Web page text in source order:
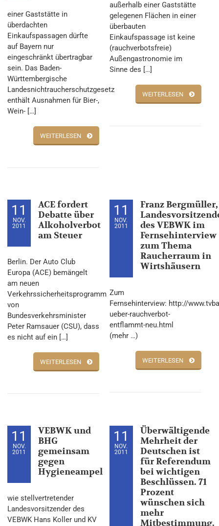
einer Gaststätte in
überdachten
Einkaufspassagen dürfte
auf Bayern nur
eingeschränkt übertragbar
sein. Das Baden-
Württembergische
Landesnichtraucherschutzgesetz
enthält Ausnahmen für Bier-,
Wein- […]
WEITERLESEN
außerhalb einer Gaststätte
gelegenen Flächen in einer
überbauten
Einkaufspassage ist keine
(rauchverbotsfreie)
Außengastronomie im
Sinne des […]
WEITERLESEN
11
NOV.
2011
ACE fordert
Debatte über
Alkoholverbot
am Steuer
Berlin. Der Auto Club
Europa (ACE) bemängelt
am neuen
Verkehrssicherheitsprogramm
von
Bundesverkehrsminister
Peter Ramsauer (CSU), dass
es nicht auf ein […]
WEITERLESEN
11
NOV.
2011
Franz Bergmüller,
des VEBWK im
Fernsehinterview
zum Thema
Raucherraum in
Wirtshäusern
Zum
Fernsehinterview: http://
ueber-rauchverbot-
entflammt-neu.html
(mehr …)
WEITERLESEN
11
NOV.
2011
VEBWK und
BHG
gemeinsam
gegen
Hygieneampel
wie stellvertretender
Landesvorsitzender des
VEBWK Hans Koller und KV
11
NOV.
2011
Überwältigende
Mehrheit der
Deutschen ist
für Referendum
bei wichtigen
Beschlüssen. 71
Prozent
wünschen sich
mehr
Mitbestimmung.